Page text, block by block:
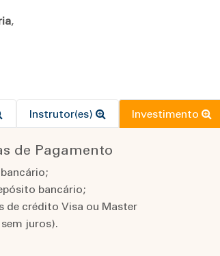
,
Instrutor(es) Investimento
de Pagamento
bancário;
de crédito Visa ou Master
juros).